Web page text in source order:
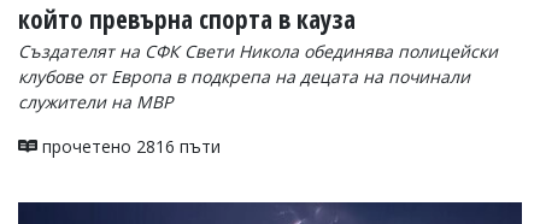
вас
коментар,
моля
сигнализирайте
който превърна спорта в кауза
Създателят на СФК Свети Никола обединява полицейски
клубове от Европа в подкрепа на децата на починали
служители на МВР
прочетено 2816 пъти